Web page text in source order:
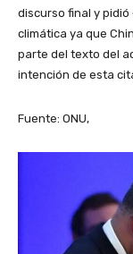
discurso final y
climática ya que
parte del texto del
intención de esta
Fuente: ONU,